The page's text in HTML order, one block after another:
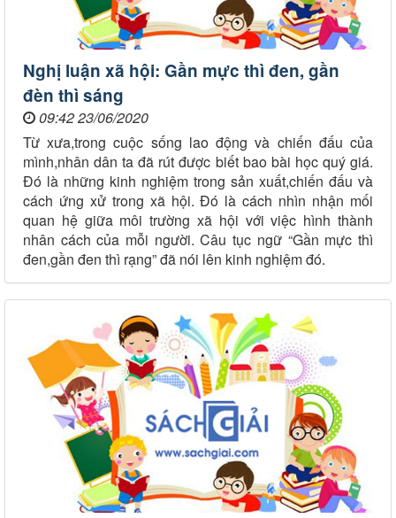
Nghị luận xã hội: Gần mực thì đen, gần
đèn thì sáng
09:42 23/06/2020
Từ xưa,trong cuộc sống lao động và chiến đấu của
mình,nhân dân ta đã rút được biết bao bài học quý giá.
Đó là những kinh nghiệm trong sản xuất,chiến đấu và
cách ứng xử trong xã hội. Đó là cách nhìn nhận mối
quan hệ giữa môi trường xã hội với việc hình thành
nhân cách của mỗi người. Câu tục ngữ “Gần mực thì
đen,gần đen thì rạng” đã nói lên kinh nghiệm đó.